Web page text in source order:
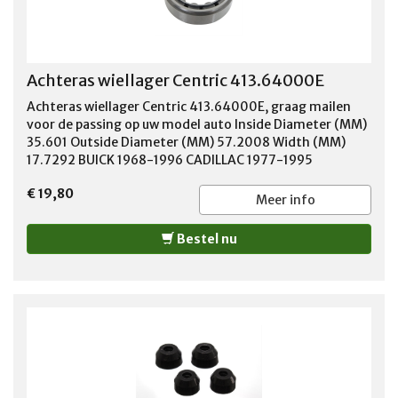
Achteras wiellager Centric 413.64000E
Achteras wiellager Centric 413.64000E, graag mailen
voor de passing op uw model auto Inside Diameter (MM)
35.601 Outside Diameter (MM) 57.2008 Width (MM)
17.7292 BUICK 1968-1996 CADILLAC 1977-1995
2009 GMC 1964-2005 HONDA 1994-1997 ISUZU 1994-
1999 JEEP 1990-2005 LINCOLN 1980-2010 MAZDA
1994-2009 MERCURY 1967-2011 OLDSMOBILE 1974-
2001 PLYMOUTH 1966-1971 PONTIAC 1968-2001
€ 19,80 Meer info
Bestel nu